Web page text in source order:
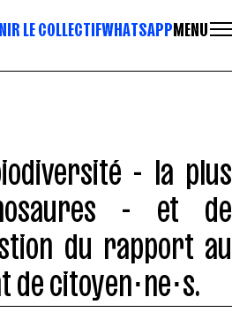
LE COLLECTIFWHATSAPPMENU
- la plus
- et de
du rapport au
citoyen⋅ne⋅s.